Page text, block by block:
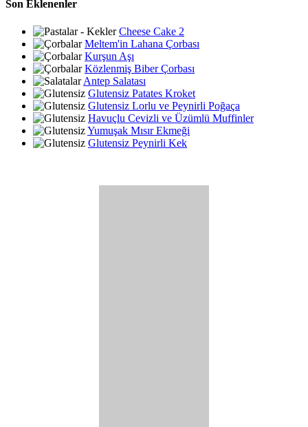
Son Eklenenler
Cheese Cake 2
Meltem'in Lahana Çorbası
Kurşun Aşı
Közlenmiş Biber Çorbası
Antep Salatası
Glutensiz Patates Kroket
Glutensiz Lorlu ve Peynirli Poğaça
Havuçlu Cevizli ve Üzümlü Muffinler
Yumuşak Mısır Ekmeği
Glutensiz Peynirli Kek